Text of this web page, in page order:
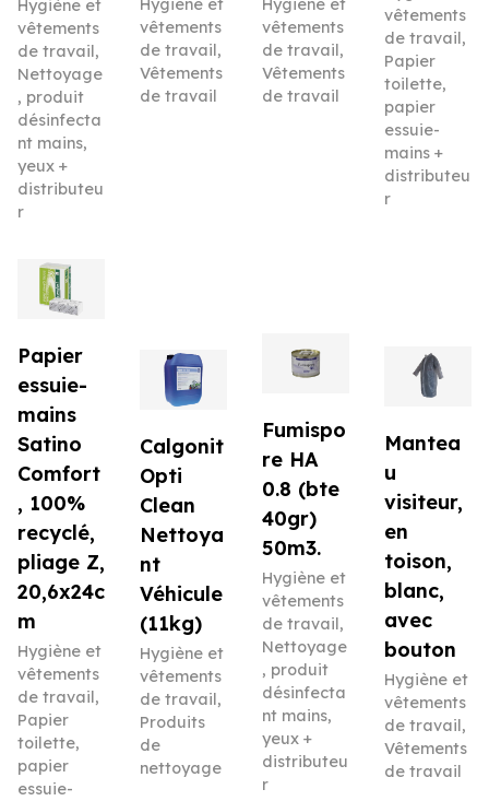
Hygiène et
vêtements
de travail,
Nettoyage
, produit
désinfecta
nt mains,
yeux +
distributeu
r
vêtements
de travail,
Vêtements
de travail
vêtements
de travail,
Vêtements
de travail
vêtements
de travail,
Papier
toilette,
papier
essuie-
mains +
distributeu
r
Papier
essuie-
mains
Satino
Comfort
, 100%
recyclé,
pliage Z,
20,6x24c
m
Hygiène et
vêtements
de travail ,
Papier
toilette,
papier
essuie-
Calgonit
Opti
Clean
Nettoya
nt
Véhicule
(11kg)
Hygiène et
vêtements
de travail,
Produits
de
nettoyage
Fumispo
re HA
0.8 (bte
40gr)
50m3.
Hygiène et
vêtements
de travail,
Nettoyage
, produit
désinfecta
nt mains,
yeux +
distributeu
r
Mantea
u
visiteur,
en
toison,
blanc,
avec
bouton
Hygiène et
vêtements
de travail,
Vêtements
de travail